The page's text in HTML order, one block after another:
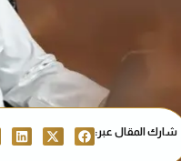
شارك المقال عبر: